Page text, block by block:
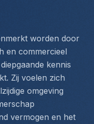
worden door
en commercieel
kennis
Zij voelen zich
omgeving
vermogen en het